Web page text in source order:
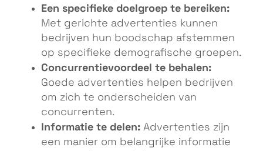
Een specifieke doelgroep te bereiken:
Met gerichte advertenties kunnen
bedrijven hun boodschap afstemmen
op specifieke demografische groepen.
Concurrentievoordeel te behalen:
Goede advertenties helpen bedrijven
om zich te onderscheiden van
concurrenten.
Informatie te delen: Advertenties zijn
een manier om belangrijke informatie